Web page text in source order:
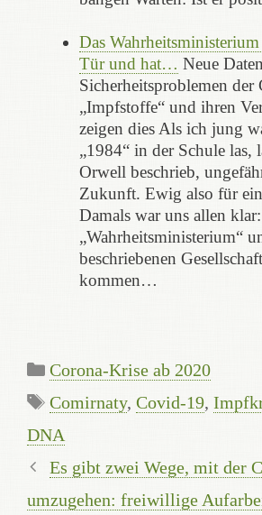
Das
Tür und hat… Neue
Sicherheitsproblemen
„Impfstoffe“ und ihren
zeigen dies Als ich jung
„1984“ in der Schule las,
Orwell beschrieb,
Zukunft. Ewig also für
Damals war uns allen klar:
„Wahrheitsministerium“
beschriebenen
kommen…
Kategorien
Corona-Krise ab 2020
Schlagwörter
Comirnaty, Covid-19,
DNA
Es gibt zwei Wege, mit der
umzugehen: freiwillige